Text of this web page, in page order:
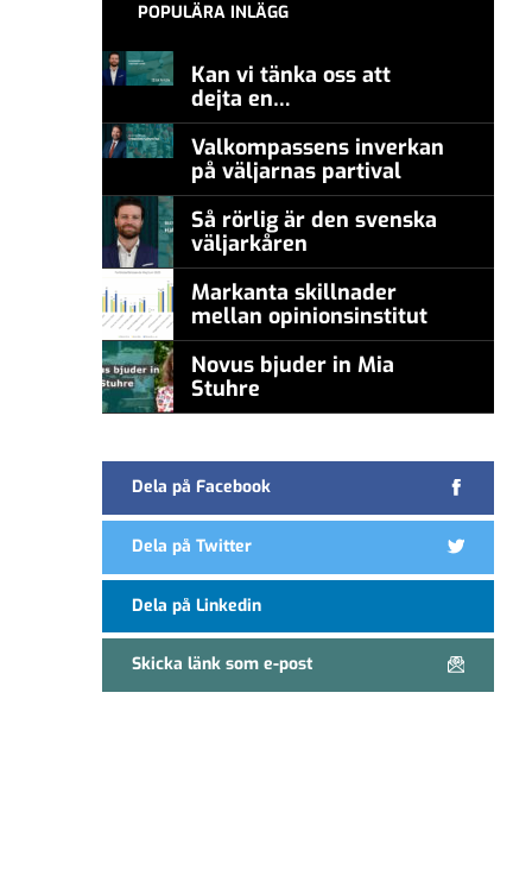
POPULÄRA INLÄGG
Kan vi tänka oss att
dejta en
meningsmotståndare?
Valkompassens inverkan
på väljarnas partival
Så rörlig är den svenska
väljarkåren
Markanta skillnader
mellan opinionsinstitut
Novus bjuder in Mia
Stuhre
Dela på Facebook
Dela på Twitter
Dela på Linkedin
Skicka länk som e-post